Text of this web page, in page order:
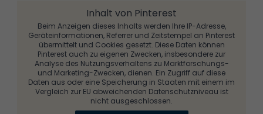
Inhalt von Pinterest
Beim Anzeigen dieses Inhalts werden Ihre IP-Adresse,
Geräteinformationen, Referrer und Zeitstempel an Pinterest
übermittelt und Cookies gesetzt. Diese Daten können
Pinterest auch zu eigenen Zwecken, insbesondere zur
Analyse des Nutzungsverhaltens zu Marktforschungs-
und Marketing-Zwecken, dienen. Ein Zugriff auf diese
Daten aus oder eine Speicherung in Staaten mit einem im
Vergleich zur EU abweichenden Datenschutzniveau ist
nicht ausgeschlossen.